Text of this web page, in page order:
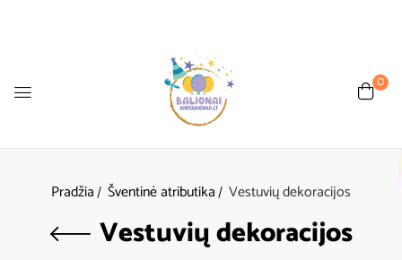
0
Pradžia Šventinė atributika Vestuvių dekoracijos
Vestuvių dekoracijos